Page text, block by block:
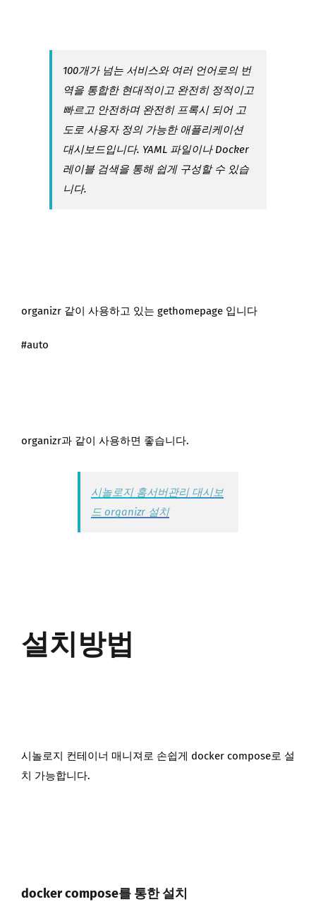
100개가 넘는 서비스와 여러 언어로의 번
역을 통합한 현대적이고 완전히 정적이고
빠르고 안전하며 완전히 프록시되어 고
도로 사용자 정의 가능한 애플리케이션
대시보드입니다. YAML 파일이나 Docker
레이블 검색을 통해 쉽게 구성할 수 있습
니다.
organizr 같이 사용하고 있는 gethomepage 입니다
#auto
organizr과 같이 사용하면 좋습니다.
시놀로지 홈서버관리 대시보
드 organizr 설치
설치방법
시놀로지 컨테이너 매니져로 손쉽게 docker compose로 설
치 가능합니다.
docker compose를 통한 설치